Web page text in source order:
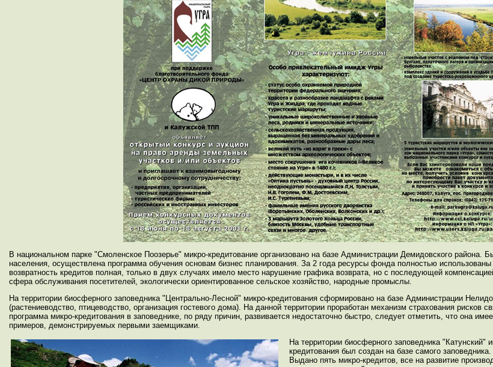
В национальном парке "Смоленское Поозерье" микро-кредитование организовано на базе Администрации Демидовского района.
населения, осуществлена программа обучения основам бизнес планирования. За 2 года ресурсы фонда полностью
возвратность кредитов полная, только в двух случаях имело место нарушение графика возврата, но с последующей
сфера обслуживания посетителей, экологически ориентированное сельское хозяйство, народные промыслы.
На территории биосферного заповедника "Центрально-Лесной" микро-кредитования сформировано на базе Администрации
(растениеводство, птицеводство, организация гостевого дома). На данной территории проработан механизм страхования рисков
программа микро-кредитования в заповеднике, по ряду причин, развивается недостаточно быстро, следует отметить, что она
примеров, демонстрируемых первыми заемщиками.
На территории биосферного заповедника "Катунский"
кредитования был создан на базе самого
Выдано пять микро-кредитов, все на развитие